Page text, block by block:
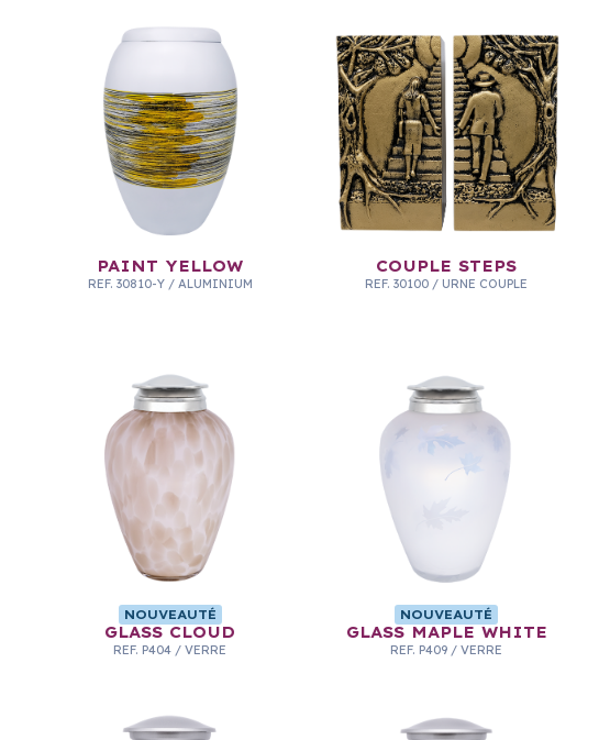
PAINT YELLOW
REF. 30810-Y / ALUMINIUM
COUPLE STEPS
REF. 30100 / URNE COUPLE
NOUVEAUTÉ
GLASS CLOUD
REF. P404 / VERRE
NOUVEAUTÉ
GLASS MAPLE WHITE
REF. P409 / VERRE